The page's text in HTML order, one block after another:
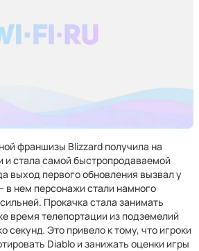
франшизы Blizzard получила на
и стала самой быстропродаваемой
выход первого обновления вызвал у
в нем персонажи стали намного
Прокачка стала занимать
время телепортации из подземелий
секунд. Это привело к тому, что игроки
Diablo и занижать оценки игры